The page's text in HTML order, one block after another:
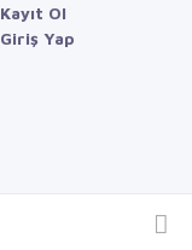
Kayıt Ol
Giriş Yap